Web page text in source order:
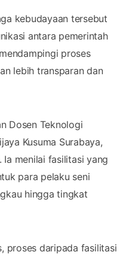
kebudayaan tersebut
antara pemerintah
proses
lebih transparan dan
Dosen Teknologi
Kusuma Surabaya,
Ia menilai fasilitasi yang
para pelaku seni
hingga tingkat
proses daripada fasilitasi